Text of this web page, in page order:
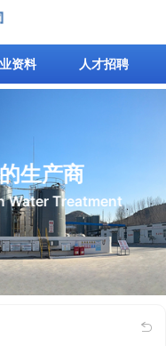
资料 人才招聘
生产商
Water Treatment
